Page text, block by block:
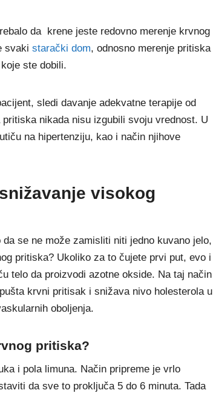
da krene jeste redovno merenje krvnog
svaki starački dom, odnosno merenje pritiska
ste dobili.
sledi davanje adekvatne terapije od
nikada nisu izgubili svoju vrednost. U
na hipertenziju, kao i način njihove
visokog
se ne može zamisliti niti jedno kuvano jelo,
pritiska? Ukoliko za to čujete prvi put, evo i
telo da proizvodi azotne okside. Na taj način
krvni pritisak i snižava nivo holesterola u
oboljenja.
pritiska?
i pola limuna. Način pripreme je vrlo
da sve to proključa 5 do 6 minuta. Tada